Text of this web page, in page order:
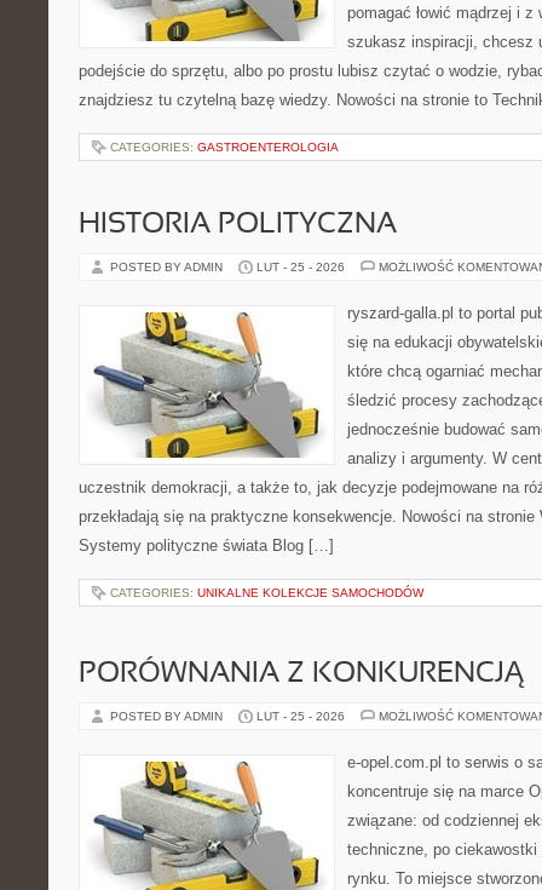
pomagać łowić mądrzej i
szukasz inspiracji, chcesz
podejście do sprzętu, albo po prostu lubisz czytać o wodzie,
znajdziesz tu czytelną bazę wiedzy. Nowości na stronie to
CATEGORIES: GASTROENTEROLOGIA
HISTORIA POLITYCZNA
POSTED BY ADMIN LUT - 25 - 2026 MOŻLIWOŚĆ
ryszard-galla.pl to portal
się na edukacji
które chcą ogarniać
śledzić procesy
jednocześnie budować
analizy i argumenty. W
uczestnik demokracji, a także to, jak decyzje podejmowane na
przekładają się na praktyczne konsekwencje. Nowości na stronie
Systemy polityczne świata Blog […]
CATEGORIES: UNIKALNE KOLEKCJE SAMOCHODÓW
PORÓWNANIA Z KONKURENCJĄ
POSTED BY ADMIN LUT - 25 - 2026 MOŻLIWOŚĆ
e-opel.com.pl to serwis o
koncentruje się na marce
związane: od codziennej
techniczne, po
rynku. To miejsce